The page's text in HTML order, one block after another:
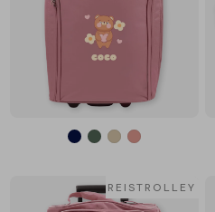
REISTROLLEY